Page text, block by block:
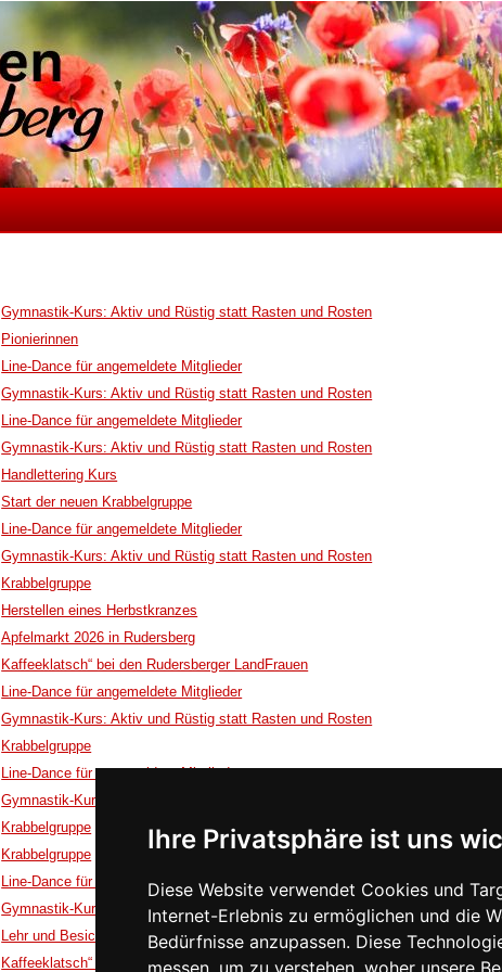
Ihre Privatsphäre ist uns
Diese Website verwendet Cookies und
Internet-Erlebnis zu ermöglichen und die
Bedürfnisse anzupassen. Diese
messen, um zu verstehen, woher unsere
Gymnastik-Kurs: Aktiv und Rüstig statt Rasten und Rosten
Pionierinnen
Line-Dance für angemeldete Mitglieder
Gymnastik-Kurs: Aktiv und Rüstig statt Rasten und Rosten
Line-Dance für angemeldete Mitglieder
Gymnastik-Kurs: Aktiv und Rüstig statt Rasten und Rosten
Handlettering Kurs
Start der neuen Krabbelgruppe
Line-Dance für angemeldete Mitglieder
Gymnastik-Kurs: Aktiv und Rüstig statt Rasten und Rosten
Krabbelgruppe
Herstellen eines Herbstkranzes
Apfelmarkt 2026 in Rudersberg
Kaffeeklatsch“ bei den Rudersberger LandFrauen
Line-Dance für angemeldete Mitglieder
Gymnastik-Kurs: Aktiv und Rüstig statt Rasten und Rosten
Krabbelgruppe
Line-Dance für angemeldete Mitglieder
Gymnastik-Kurs: Aktiv und Rüstig statt Rasten und Rosten
Krabbelgruppe
Krabbelgruppe
Line-Dance für angemeldete Mitglieder
Gymnastik-Kurs: Aktiv und Rüstig statt Rasten und Rosten
Lehr und Besichtigungsfahrt nach Rothenburg ob der Tauber
Kaffeeklatsch“ bei den Rudersberger LandFrauen